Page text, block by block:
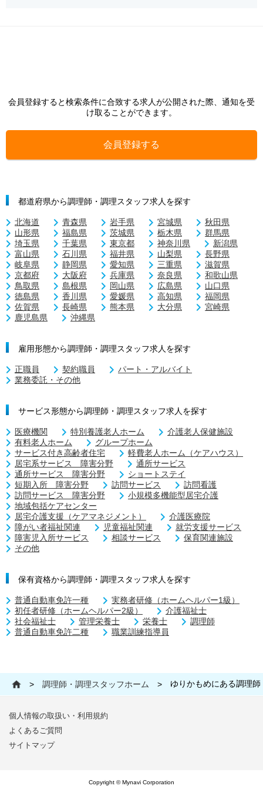
会員登録すると検索条件に合致する求人が公開された際、通知を受
け取ることができます。
会員登録する
都道府県から調理師・調理スタッフ求人を探す
北海道 青森県 岩手県 宮城県
秋田県
山形県
福島県 茨城県 栃木県
群馬県
埼玉県
千葉県 東京都 神奈川県
新潟県
富山県
石川県 福井県 山梨県
長野県
岐阜県
静岡県 愛知県 三重県
滋賀県
京都府
大阪府 兵庫県 奈良県
和歌山県
鳥取県
島根県 岡山県 広島県
山口県
徳島県
香川県 愛媛県 高知県
福岡県
佐賀県
長崎県 熊本県 大分県
宮崎県
鹿児島県
沖縄県
雇用形態から調理師・調理スタッフ求人を探す
正職員 契約職員
パート・アルバイト
業務委託・その他
サービス形態から調理師・調理スタッフ求人を探す
医療機関 特別養護老人ホーム
介護老人保健施設
有料老人ホーム
グループホーム
サービス付き高齢者住宅
軽費老人ホーム（ケアハウス）
居宅系サービス 障害分野
通所サービス
通所サービス 障害分野
ショートステイ
短期入所 障害分野
訪問サービス
訪問看護
訪問サービス 障害分野
小規模多機能型居宅介護
地域包括ケアセンター
居宅介護支援（ケアマネジメント）
介護医療院
障がい者福祉関連
児童福祉関連
就労支援サービス
障害児入所サービス
相談サービス
保育関連施設
その他
保有資格から調理師・調理スタッフ求人を探す
普通自動車免許一種
実務者研修（ホームヘルパー1級）
初任者研修（ホームヘルパー2級）
介護福祉士
社会福祉士
管理栄養士 栄養士
調理師
普通自動車免許二種
職業訓練指導員
> 調理師・調理スタッフホーム > ゆりかもめにある調理
個人情報の取扱い・利用規約
よくあるご質問
サイトマップ
Copyright © Mynavi Corporation